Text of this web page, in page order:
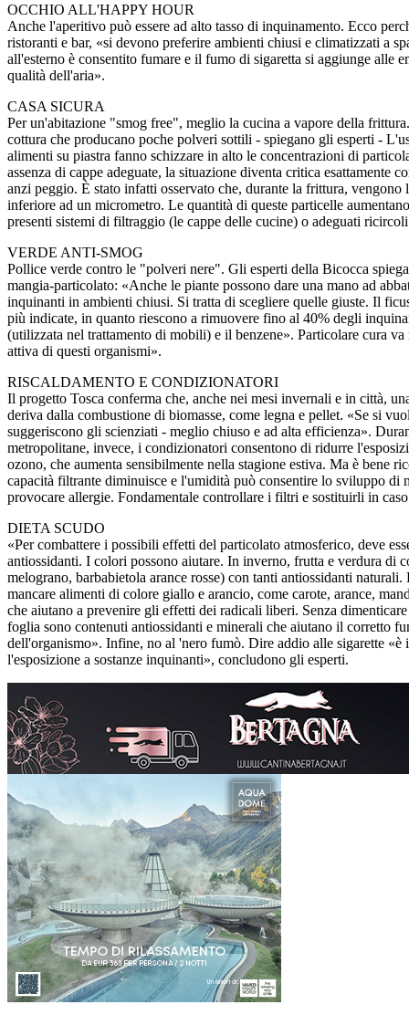
OCCHIO ALL'HAPPY HOUR
Anche l'aperitivo può essere ad alto tasso di inquinamento. Ecco
ristoranti e bar, «si devono preferire ambienti chiusi e climatizzati a
all'esterno è consentito fumare e il fumo di sigaretta si aggiunge alle
qualità dell'aria».
CASA SICURA
Per un'abitazione "smog free", meglio la cucina a vapore della
cottura che producano poche polveri sottili - spiegano gli esperti -
alimenti su piastra fanno schizzare in alto le concentrazioni di
assenza di cappe adeguate, la situazione diventa critica esattamente
anzi peggio. È stato infatti osservato che, durante la frittura, vengono
inferiore ad un micrometro. Le quantità di queste particelle
presenti sistemi di filtraggio (le cappe delle cucine) o adeguati
VERDE ANTI-SMOG
Pollice verde contro le "polveri nere". Gli esperti della Bicocca
mangia-particolato: «Anche le piante possono dare una mano ad
inquinanti in ambienti chiusi. Si tratta di scegliere quelle giuste. Il
più indicate, in quanto riescono a rimuovere fino al 40% degli
(utilizzata nel trattamento di mobili) e il benzene». Particolare cura
attiva di questi organismi».
RISCALDAMENTO E CONDIZIONATORI
Il progetto Tosca conferma che, anche nei mesi invernali e in città,
deriva dalla combustione di biomasse, come legna e pellet. «Se si
suggeriscono gli scienziati - meglio chiuso e ad alta efficienza».
metropolitane, invece, i condizionatori consentono di ridurre
ozono, che aumenta sensibilmente nella stagione estiva. Ma è bene
capacità filtrante diminuisce e l'umidità può consentire lo sviluppo di
provocare allergie. Fondamentale controllare i filtri e sostituirli in
DIETA SCUDO
«Per combattere i possibili effetti del particolato atmosferico, deve
antiossidanti. I colori possono aiutare. In inverno, frutta e verdura di
melograno, barbabietola arance rosse) con tanti antiossidanti
mancare alimenti di colore giallo e arancio, come carote, arance,
che aiutano a prevenire gli effetti dei radicali liberi. Senza
foglia sono contenuti antiossidanti e minerali che aiutano il corretto
dell'organismo». Infine, no al 'nero fumò. Dire addio alle sigarette «è
l'esposizione a sostanze inquinanti», concludono gli esperti.